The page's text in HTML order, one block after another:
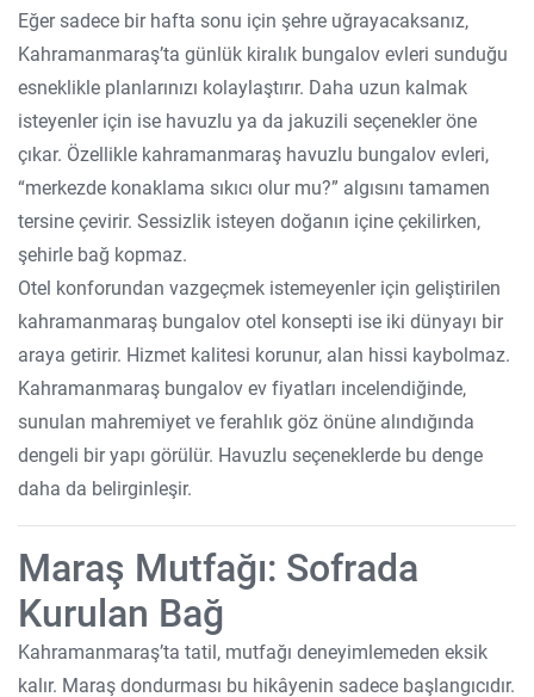
Eğer sadece bir hafta sonu için şehre uğrayacaksanız,
Kahramanmaraş’ta günlük kiralık bungalov evleri sunduğu
esneklikle planlarınızı kolaylaştırır. Daha uzun kalmak
isteyenler için ise havuzlu ya da jakuzili seçenekler öne
çıkar. Özellikle kahramanmaraş havuzlu bungalov evleri,
“merkezde konaklama sıkıcı olur mu?” algısını tamamen
tersine çevirir. Sessizlik isteyen doğanın içine çekilirken,
şehirle bağ kopmaz.
Otel konforundan vazgeçmek istemeyenler için geliştirilen
kahramanmaraş bungalov otel konsepti ise iki dünyayı bir
araya getirir. Hizmet kalitesi korunur, alan hissi kaybolmaz.
Kahramanmaraş bungalov ev fiyatları incelendiğinde,
sunulan mahremiyet ve ferahlık göz önüne alındığında
dengeli bir yapı görülür. Havuzlu seçeneklerde bu denge
daha da belirginleşir.
Maraş Mutfağı: Sofrada
Kurulan Bağ
Kahramanmaraş’ta tatil, mutfağı deneyimlemeden eksik
kalır. Maraş dondurması bu hikâyenin sadece başlangıcıdır.